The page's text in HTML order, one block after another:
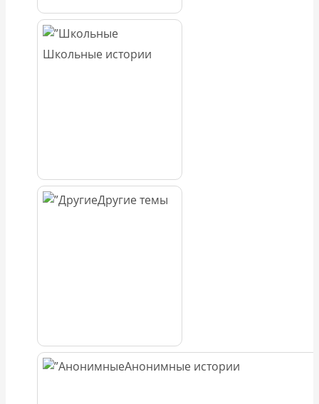
Школьные истории
Другие темы
Анонимные истории